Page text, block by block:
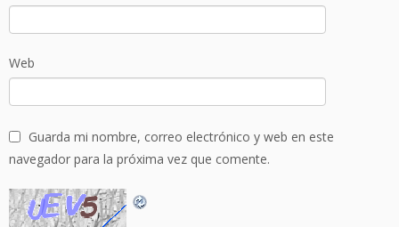
Web
Guarda mi nombre, correo electrónico y web en este
navegador para la próxima vez que comente.